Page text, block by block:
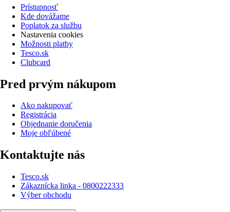
Prístupnosť
Kde dovážame
Poplatok za službu
Nastavenia cookies
Možnosti platby
Tesco.sk
Clubcard
Pred prvým nákupom
Ako nakupovať
Registrácia
Objednanie doručenia
Moje obľúbené
Kontaktujte nás
Tesco.sk
Zákaznícka linka - 0800222333
Výber obchodu